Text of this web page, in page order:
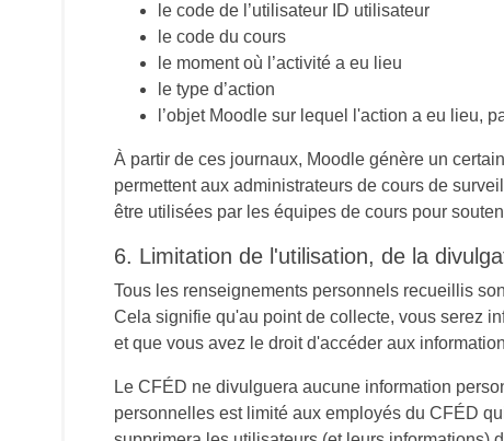
le code de l’utilisateur ID utilisateur
le code du cours
le moment où l’activité a eu lieu
le type d’action
l’objet Moodle sur lequel l'action a eu lieu,
À partir de ces journaux, Moodle génère un
permettent aux administrateurs de cours de
être utilisées par les équipes de cours pour
6. Limitation de l'utilisation, de la
Tous les renseignements personnels recueillis
Cela signifie qu'au point de collecte, vous serez
et que vous avez le droit d'accéder aux
Le CFÉD ne divulguera aucune information
personnelles est limité aux employés du CFÉD